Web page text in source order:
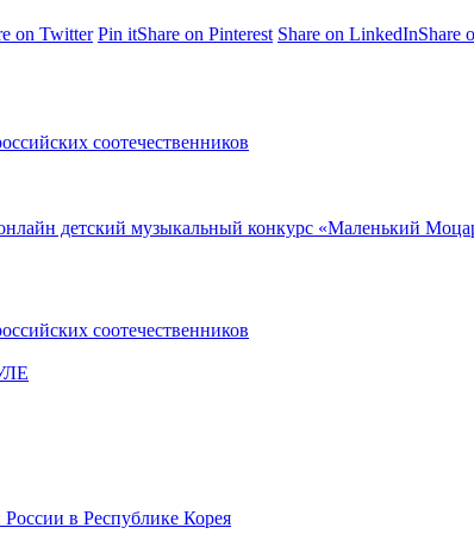
on Twitter Pin itShare on Pinterest Share on LinkedInShare
соотечественников
детский музыкальный конкурс «Маленький
соотечественников
России в Республике Корея